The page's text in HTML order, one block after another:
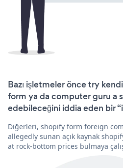
Bazı işletmeler önce try
form ya da computer guru a
edebileceğini iddia eden bir
Diğerleri, shopify form foreign
allegedly sunan açık kaynak
at rock-bottom prices bulmaya